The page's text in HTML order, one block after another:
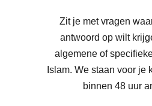
Zit je met vragen
antwoord op wilt
algemene of
Islam. We staan voor je
binnen 48 uur